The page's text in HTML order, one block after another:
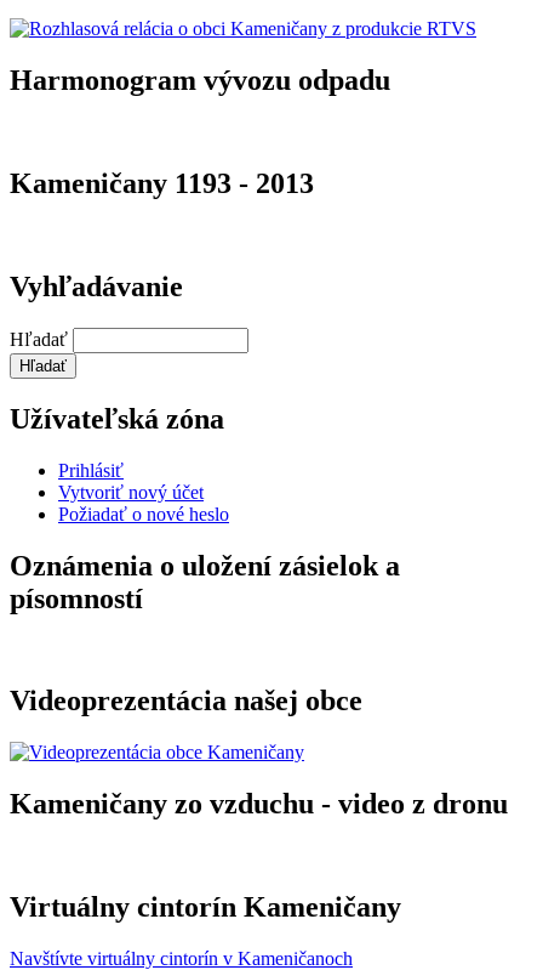
Harmonogram vývozu odpadu
Kameničany 1193 - 2013
Vyhľadávanie
Hľadať
Užívateľská zóna
Prihlásiť
Vytvoriť nový účet
Požiadať o nové heslo
Oznámenia o uložení zásielok a
písomností
Videoprezentácia našej obce
Kameničany zo vzduchu - video z dronu
Virtuálny cintorín Kameničany
Navštívte virtuálny cintorín v Kameničanoch